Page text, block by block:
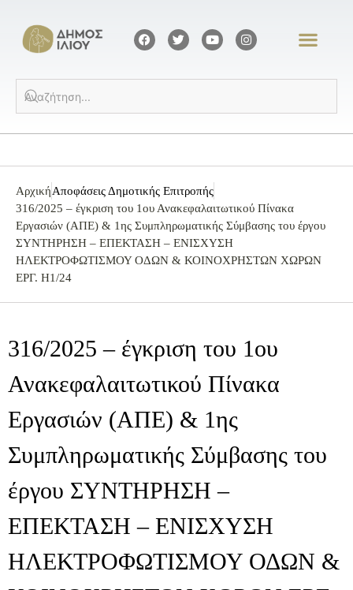
ΑρχικήΑποφάσεις Δημοτικής Επιτροπής
316/2025 – έγκριση του 1ου Ανακεφαλαιτωτικού Πίνακα
Εργασιών (ΑΠΕ) & 1ης Συμπληρωματικής Σύμβασης του έργου
ΣΥΝΤΗΡΗΣΗ – ΕΠΕΚΤΑΣΗ – ΕΝΙΣΧΥΣΗ
ΗΛΕΚΤΡΟΦΩΤΙΣΜΟΥ ΟΔΩΝ & ΚΟΙΝΟΧΡΗΣΤΩΝ ΧΩΡΩΝ
ΕΡΓ. Η1/24
316/2025 – έγκριση του 1ου
Ανακεφαλαιτωτικού Πίνακα
Εργασιών (ΑΠΕ) & 1ης
Συμπληρωματικής Σύμβασης του
έργου ΣΥΝΤΗΡΗΣΗ –
ΕΠΕΚΤΑΣΗ – ΕΝΙΣΧΥΣΗ
ΗΛΕΚΤΡΟΦΩΤΙΣΜΟΥ ΟΔΩΝ &